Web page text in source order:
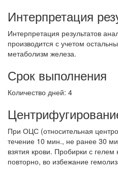
Интерпретация
Интерпретация результатов
производится с учетом
метаболизм железа.
Срок выполнения
Количество дней: 4
При ОЦС (относительная
течение 10 мин., не ранее 30
взятия крови. Пробирки с гелем
повторно, во избежание